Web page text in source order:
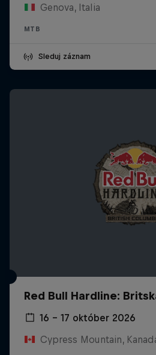
Genova, Italia
MTB
Sleduj záznam
Red Bull Hardline:
16 – 17 október 2026
Cypress Mountain,